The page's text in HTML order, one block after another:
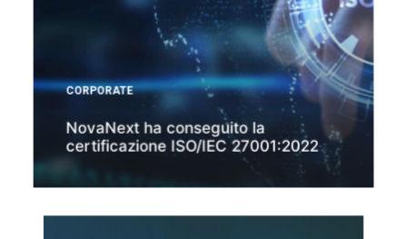
CORPORATE
NovaNext ha conseguito la
certificazione ISO/IEC 27001:2022